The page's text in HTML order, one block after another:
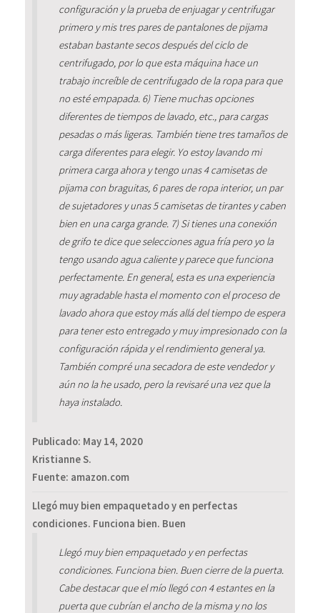
configuración y la prueba de enjuagar y centrifugar
primero y mis tres pares de pantalones de pijama
estaban bastante secos después del ciclo de
centrifugado, por lo que esta máquina hace un
trabajo increíble de centrifugado de la ropa para que
no esté empapada. 6) Tiene muchas opciones
diferentes de tiempos de lavado, etc., para cargas
pesadas o más ligeras. También tiene tres tamaños de
carga diferentes para elegir. Yo estoy lavando mi
primera carga ahora y tengo unas 4 camisetas de
pijama con braguitas, 6 pares de ropa interior, un par
de sujetadores y unas 5 camisetas de tirantes y caben
bien en una carga grande. 7) Si tienes una conexión
de grifo te dice que selecciones agua fría pero yo la
tengo usando agua caliente y parece que funciona
perfectamente. En general, esta es una experiencia
muy agradable hasta el momento con el proceso de
lavado ahora que estoy más allá del tiempo de espera
para tener esto entregado y muy impresionado con la
configuración rápida y el rendimiento general ya.
También compré una secadora de este vendedor y
aún no la he usado, pero la revisaré una vez que la
haya instalado.
Publicado: May 14, 2020
Kristianne S.
Fuente: amazon.com
Llegó muy bien empaquetado y en perfectas
condiciones. Funciona bien. Buen
Llegó muy bien empaquetado y en perfectas
condiciones. Funciona bien. Buen cierre de la puerta.
Cabe destacar que el mío llegó con 4 estantes en la
puerta que cubrían el ancho de la misma y no los